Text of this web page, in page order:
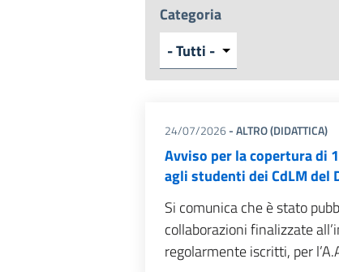
Categoria
24/07/2026- ALTRO (DIDATTICA)
Avviso per la copertura di
agli studenti dei CdLM del
Si comunica che è stato
collaborazioni finalizzate
regolarmente iscritti, per